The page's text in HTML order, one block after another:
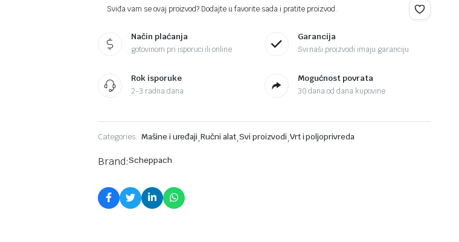
lisičji
IXES
Solo
Sviđa vam se ovaj proizvod? Dodajte u favorite sada i pratite proizvod.
Način plaćanja
gotovinom pri isporuci ili online
Garancija
Svi naši proizvodi imaju garanciju
Rok isporuke
2-3 radna dana
Mogućnost povrata
30 dana od dana kupovine
Categories: Mašine i uređaji,Ručni alat,Svi proizvodi,Vrt i poljoprivreda
Brand:Scheppach